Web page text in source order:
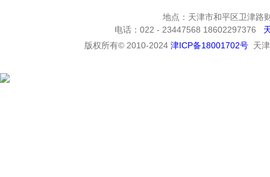
地点：天津市和平区卫津
电话：022 - 23447568 18602297376
版权所有© 2010-2024 津ICP备18001702号 天